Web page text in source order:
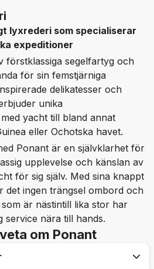
lyxrederi som specialiserar
expeditioner
förstklassiga segelfartyg och
för sin femstjärniga
delikatesser och
unika
yacht till bland annat
eller Ochotska havet.
Ponant är en självklarhet för
upplevelse och känslan av
för sig själv. Med sina knappt
det ingen trängsel ombord och
är nästintill lika stor har
service nära till hands.
om Ponant